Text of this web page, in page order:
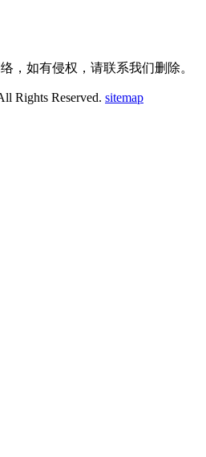
，如有侵权，请联系我们删除。
Rights Reserved. sitemap